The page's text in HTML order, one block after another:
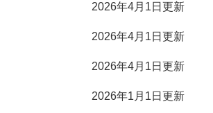
2026年4月1日更新
2026年4月1日更新
2026年4月1日更新
2026年1月1日更新